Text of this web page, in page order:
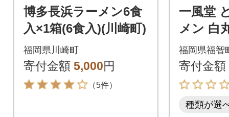
博多長浜ラーメン6食
入×1箱(6食入)(川崎町)
福岡県川崎町
寄付金額 5,000円
（5件）
一風堂
メン 白
食入)2袋
福岡県福智
寄付金額
種類が選